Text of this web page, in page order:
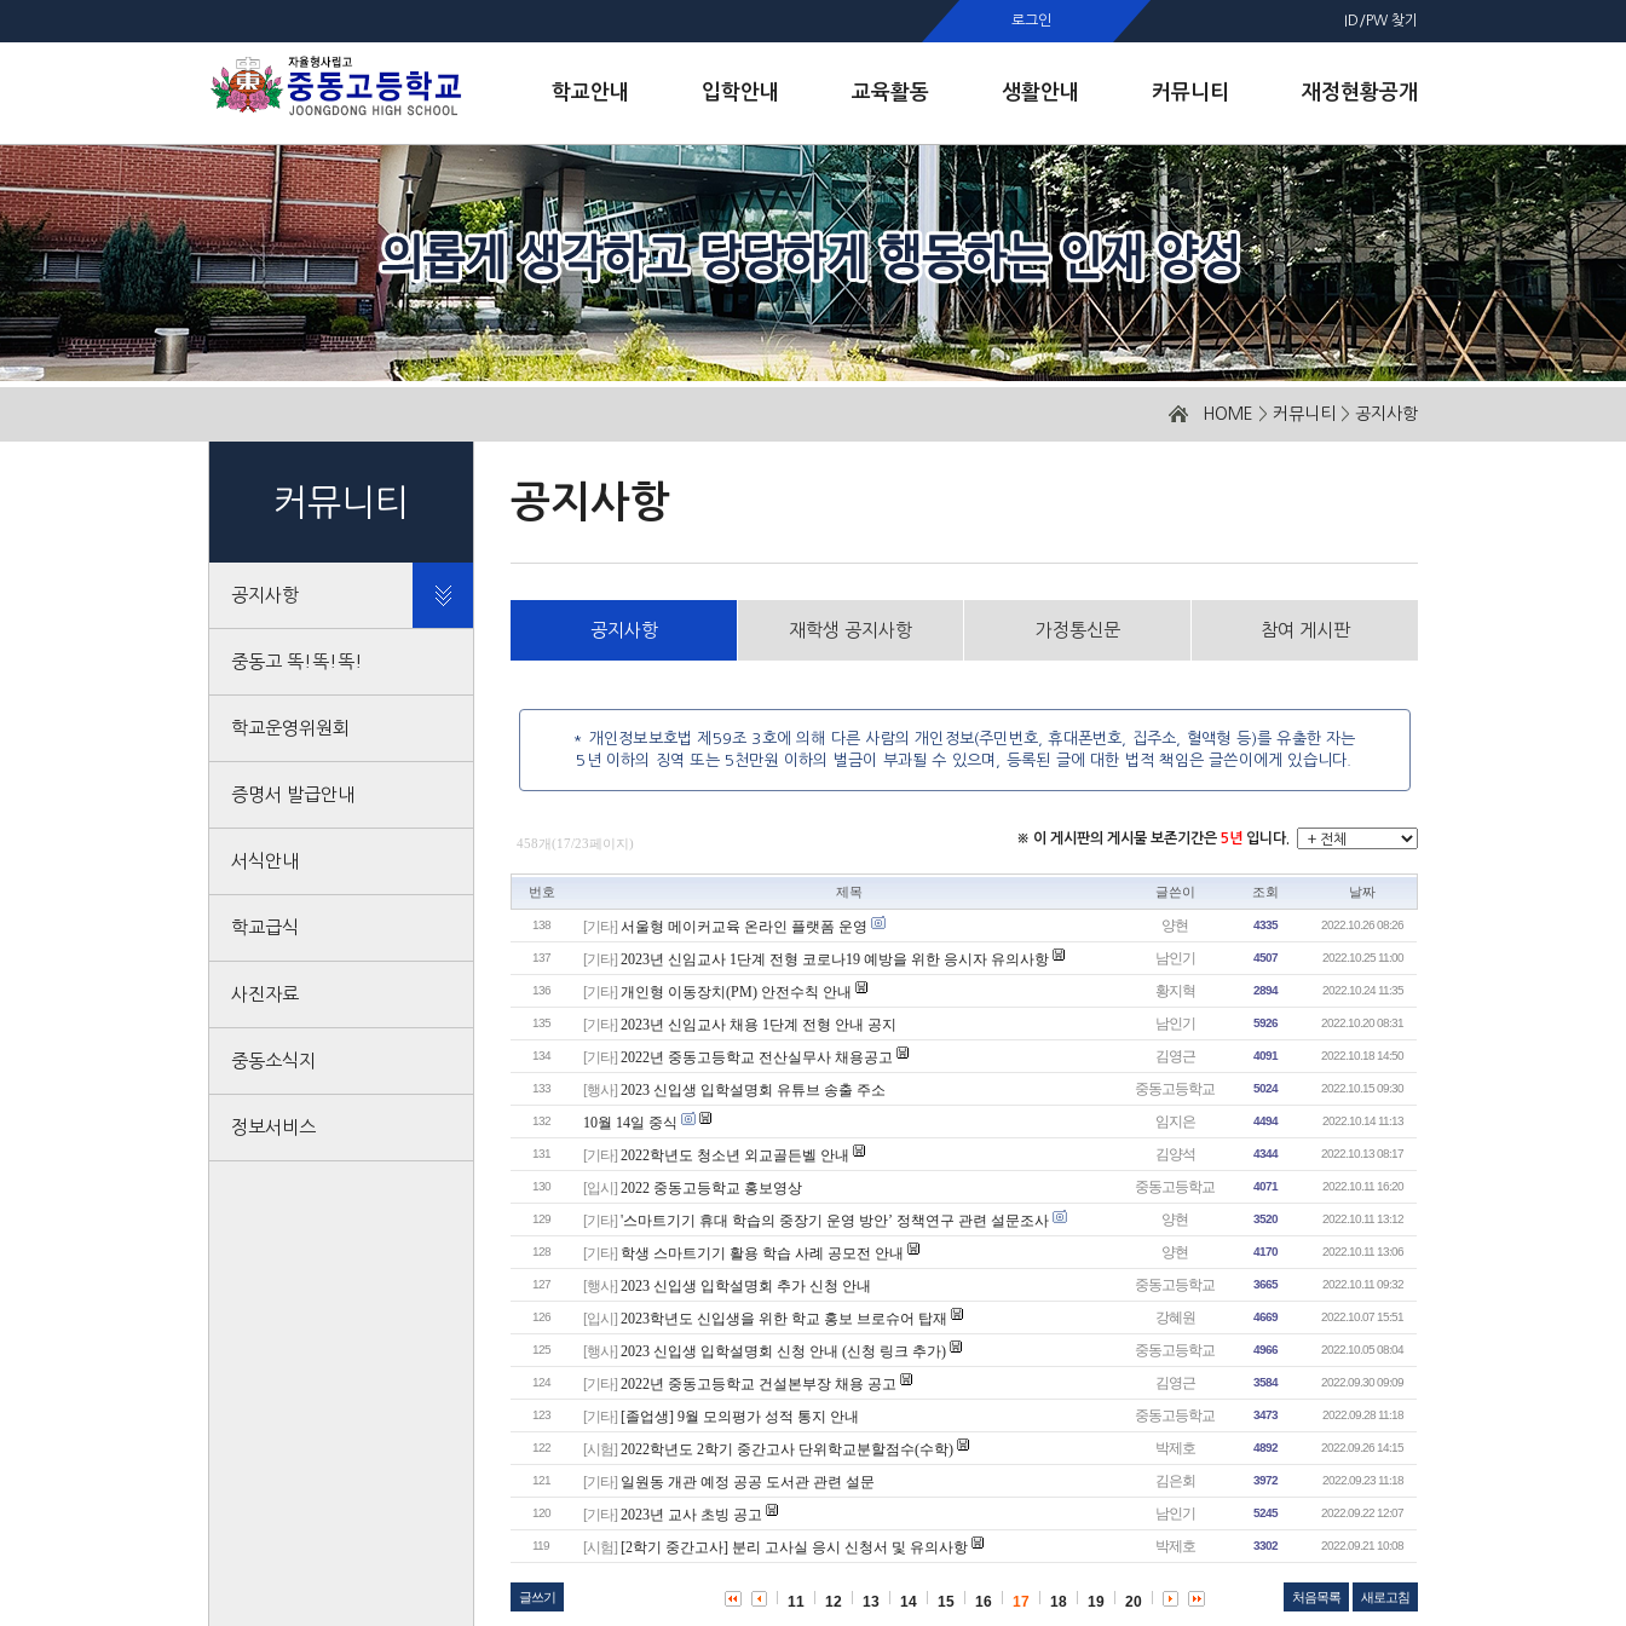
로그인 ID/PW 찾기
학교안내 입학안내 교육활동 생활안내 커뮤니티 재정현황공개
HOME > 커뮤니티 > 공지사항
커뮤니티
공지사항
중동고 똑!똑!똑!
학교운영위원회
증명서 발급안내
서식안내
학교급식
사진자료
중동소식지
정보서비스
공지사항
공지사항 재학생 공지사항 가정통신문 참여 게시판
* 개인정보보호법 제59조 3호에 의해 다른 사람의 개인정보(주민번호, 휴대폰번호, 집주소, 혈액형 등)를 유출한 자는
5년 이하의 징역 또는 5천만원 이하의 벌금이 부과될 수 있으며, 등록된 글에 대한 법적 책임은 글쓴이에게 있습니다.
458개(17/23페이지) ※ 이 게시판의 게시물 보존기간은 5년 입니다.
번호 제목 글쓴이 조회 날짜
138 [기타] 서울형 메이커교육 온라인 플랫폼 운영 양현 4335 2022.10.26 08:26
137 [기타] 2023년 신임교사 1단계 전형 코로나19 예방을 위한 응시자 유의사항 남인기 4507 2022.10.25 11:00
136 [기타] 개인형 이동장치(PM) 안전수칙 안내 황지혁 2894 2022.10.24 11:35
135 [기타] 2023년 신임교사 채용 1단계 전형 안내 공지 남인기 5926 2022.10.20 08:31
134 [기타] 2022년 중동고등학교 전산실무사 채용공고 김영근 4091 2022.10.18 14:50
133 [행사] 2023 신입생 입학설명회 유튜브 송출 주소 중동고등학교 5024 2022.10.15 09:30
132 10월 14일 중식 임지은 4494 2022.10.14 11:13
131 [기타] 2022학년도 청소년 외교골든벨 안내 김양석 4344 2022.10.13 08:17
130 [입시] 2022 중동고등학교 홍보영상 중동고등학교 4071 2022.10.11 16:20
129 [기타] '스마트기기 휴대 학습의 중장기 운영 방안’ 정책연구 관련 설문조사 양현 3520 2022.10.11 13:12
128 [기타] 학생 스마트기기 활용 학습 사례 공모전 안내 양현 4170 2022.10.11 13:06
127 [행사] 2023 신입생 입학설명회 추가 신청 안내 중동고등학교 3665 2022.10.11 09:32
126 [입시] 2023학년도 신입생을 위한 학교 홍보 브로슈어 탑재 강혜원 4669 2022.10.07 15:51
125 [행사] 2023 신입생 입학설명회 신청 안내 (신청 링크 추가) 중동고등학교 4966 2022.10.05 08:04
124 [기타] 2022년 중동고등학교 건설본부장 채용 공고 김영근 3584 2022.09.30 09:09
123 [기타] [졸업생] 9월 모의평가 성적 통지 안내 중동고등학교 3473 2022.09.28 11:18
122 [시험] 2022학년도 2학기 중간고사 단위학교분할점수(수학) 박제호 4892 2022.09.26 14:15
121 [기타] 일원동 개관 예정 공공 도서관 관련 설문 김은회 3972 2022.09.23 11:18
120 [기타] 2023년 교사 초빙 공고 남인기 5245 2022.09.22 12:07
119 [시험] [2학기 중간고사] 분리 고사실 응시 신청서 및 유의사항 박제호 3302 2022.09.21 10:08
글쓰기 처음목록 새로고침
11 12 13 14 15 16 17 18 19 20